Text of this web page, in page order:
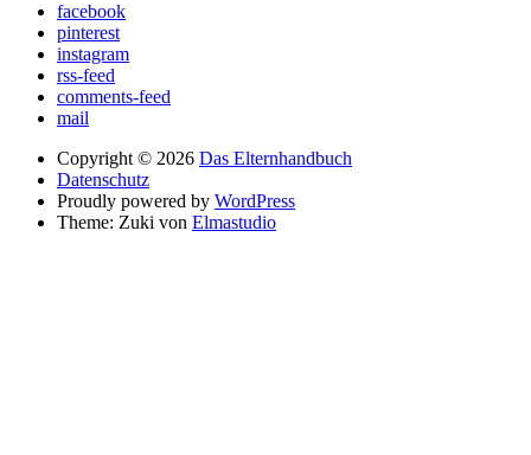
facebook
pinterest
instagram
rss-feed
comments-feed
mail
Copyright © 2026 Das Elternhandbuch
Datenschutz
Proudly powered by WordPress
Theme: Zuki von Elmastudio